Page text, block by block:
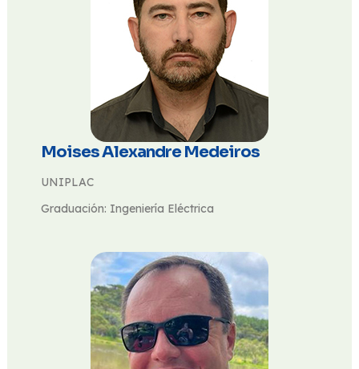
Moises Alexandre Medeiros
UNIPLAC
Graduación: Ingeniería Eléctrica